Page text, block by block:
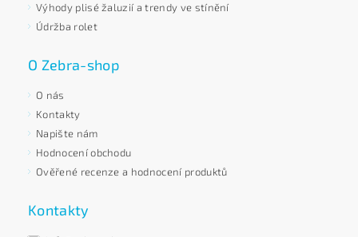
Výhody plisé žaluzií a trendy ve stínění
Údržba rolet
O Zebra-shop
O nás
Kontakty
Napište nám
Hodnocení obchodu
Ověřené recenze a hodnocení produktů
Kontakty